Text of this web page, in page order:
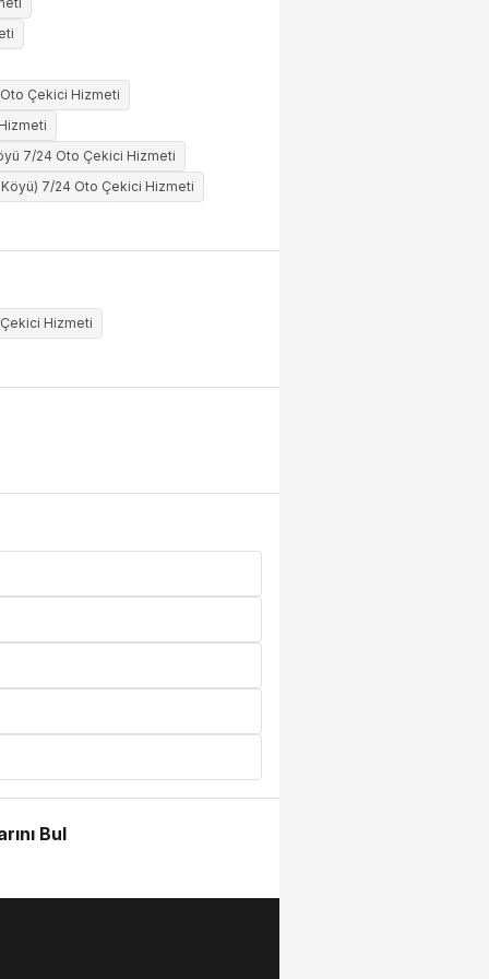
Çekici Hizmeti
7/24 Oto Çekici Hizmeti
Köyü) 7/24 Oto Çekici Hizmeti
Hizmeti
Bul